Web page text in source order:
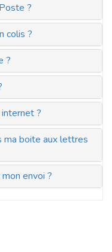
?
colis ?
?
?
ma boite aux lettres
envoi ?